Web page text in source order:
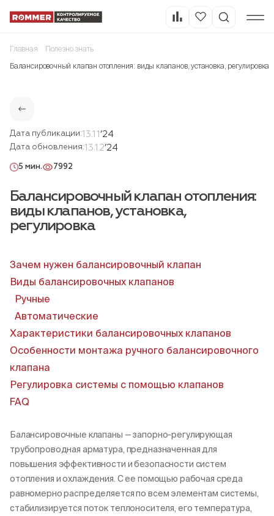
Пн-Пт, 9:00—18:00 +7 800 700 74 63
Главная Полезно знать
Балансировочный клапан отопления: виды клапанов, установка, регулировка
Дата публикации:13.11 ’24
Дата обновления:13.12’24
5 мин. 7992
Балансировочный клапан отопления:
виды клапанов, установка,
регулировка
Зачем нужен балансировочный клапан
Виды балансировочных клапанов
Ручные
Автоматические
Характеристики балансировочных клапанов
Особенности монтажа ручного балансировочного
клапана
Регулировка системы с помощью клапанов
FAQ
Балансировочные клапаны — запорно-регулирующая
трубопроводная арматура, предназначенная для
повышения эффективности и безопасности систем
отопления и охлаждения. С ее помощью рабочая среда
равномерно распределяется по всем элементам системы,
стабилизируется поток теплоносителя, его температура,